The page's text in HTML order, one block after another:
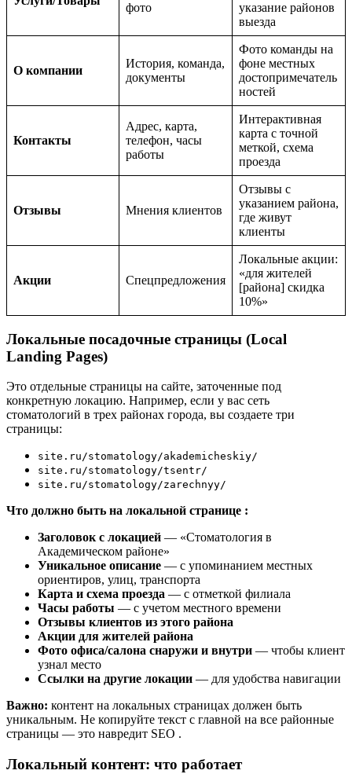
фото
указание районов
выезда
О компании
История, команда,
документы
Фото команды на
фоне местных
достопримечатель
ностей
Контакты
Адрес, карта,
телефон, часы
работы
Интерактивная
карта с точной
меткой, схема
проезда
Отзывы Мнения клиентов
Отзывы с
указанием района,
где живут
клиенты
Акции Спецпредложения
Локальные акции:
«для жителей
[района] скидка
10%»
Локальные посадочные страницы (Local
Landing Pages)
Это отдельные страницы на сайте, заточенные под
конкретную локацию. Например, если у вас сеть
стоматологий в трех районах города, вы создаете три
страницы:
site.ru/stomatology/akademicheskiy/
site.ru/stomatology/tsentr/
site.ru/stomatology/zarechnyy/
Что должно быть на локальной странице :
Заголовок с локацией — «Стоматология в
Академическом районе»
Уникальное описание — с упоминанием местных
ориентиров, улиц, транспорта
Карта и схема проезда — с отметкой филиала
Часы работы — с учетом местного времени
Отзывы клиентов из этого района
Акции для жителей района
Фото офиса/салона снаружи и внутри — чтобы клиент
узнал место
Ссылки на другие локации — для удобства навигации
Важно: контент на локальных страницах должен быть
уникальным. Не копируйте текст с главной на все районные
страницы — это навредит SEO .
Локальный контент: что работает